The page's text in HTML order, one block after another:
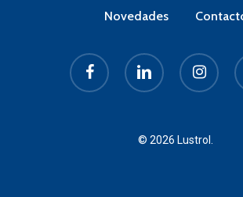
Novedades
facebook linkedin instagram
© 2026 Lustrol.